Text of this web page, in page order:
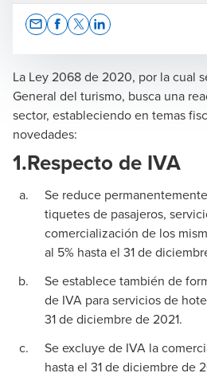
La Ley 2068 de 2020, por la cual
General del turismo, busca una
sector, estableciendo en temas
novedades:
1.Respecto de IVA
Se reduce
tiquetes de pasajeros,
comercialización de los
al 5% hasta el 31 de
Se establece también de
de IVA para servicios de
31 de diciembre de 2021.
Se excluye de IVA la
hasta el 31 de diciembre de
Claudia Marcela Camargo Arias
Managing Partner BDO en